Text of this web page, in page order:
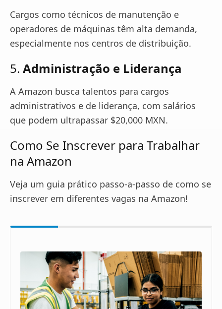
Cargos como técnicos de manutenção e
operadores de máquinas têm alta demanda,
especialmente nos centros de distribuição.
5. Administração e Liderança
A Amazon busca talentos para cargos
administrativos e de liderança, com salários
que podem ultrapassar $20,000 MXN.
Como Se Inscrever para Trabalhar
na Amazon
Veja um guia prático passo-a-passo de como se
inscrever em diferentes vagas na Amazon!